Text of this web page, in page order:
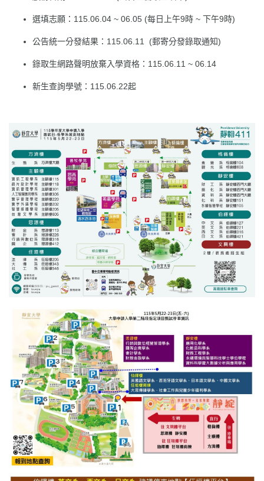
選填志願：115.06.04 ~ 06.05 (每日上午9時 ~ 下午9時)
公告統一分發結果：115.06.11 (郵寄分發錄取通知)
錄取生網路聲明放棄入學資格：115.06.11 ~ 06.14
新生查詢學號：115.06.22起